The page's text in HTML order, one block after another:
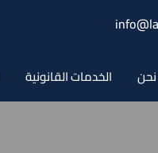
الخدمات القانونية